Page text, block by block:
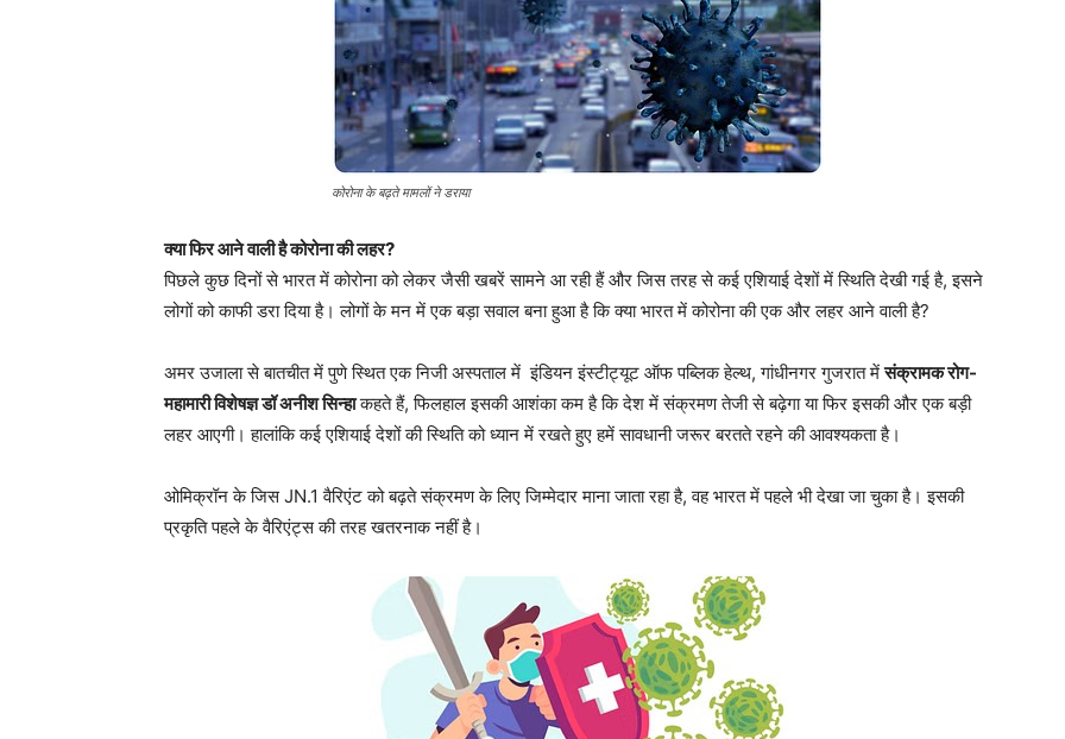
कोरोना के बढ़ते मामलों ने डराया
क्या फिर आने वाली है कोरोना की लहर?
पिछले कुछ दिनों से भारत में कोरोना को लेकर जैसी खबरें सामने आ रही हैं और जिस तरह से कई एशियाई देशों में स्थिति देखी गई है, इसने
लोगों को काफी डरा दिया है। लोगों के मन में एक बड़ा सवाल बना हुआ है कि क्या भारत में कोरोना की एक और लहर आने वाली है?
अमर उजाला से बातचीत में पुणे स्थित एक निजी अस्पताल में इंडियन इंस्टीट्यूट ऑफ पब्लिक हेल्थ, गांधीनगर गुजरात मेंसंक्रामक रोग-
महामारी विशेषज्ञ डॉ अनीश सिन्हाकहते हैं, फिलहाल इसकी आशंका कम है कि देश में संक्रमण तेजी से बढ़ेगा या फिर इसकी और एक बड़ी
लहर आएगी। हालांकि कई एशियाई देशों की स्थिति को ध्यान में रखते हुए हमें सावधानी जरूर बरतते रहने की आवश्यकता है।
ओमिक्रॉन के जिस JN.1 वैरिएंट को बढ़ते संक्रमण के लिए जिम्मेदार माना जाता रहा है, वह भारत में पहले भी देखा जा चुका है। इसकी
प्रकृति पहले के वैरिएंट्स की तरह खतरनाक नहीं है।